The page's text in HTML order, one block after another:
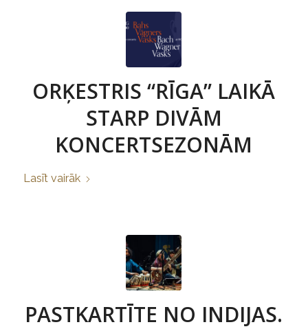
ORĶESTRIS “RĪGA” LAIKĀ
STARP DIVĀM
KONCERTSEZONĀM
Lasīt vairāk
PASTKARTĪTE NO INDIJAS.